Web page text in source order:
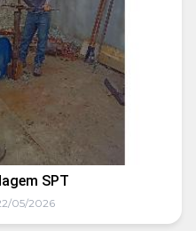
SPT
05/2026